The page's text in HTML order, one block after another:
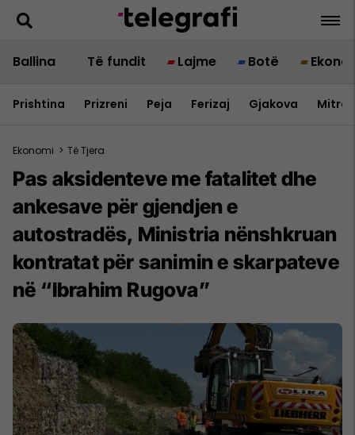
Ballina Të fundit Lajme Botë
Prishtina Prizreni Peja Ferizaj Gjakova
Ekonomi > Të Tjera
Pas aksidenteve me fatalitet dhe
ankesave për gjendjen e
autostradës, Ministria nënshkruan
kontratat për sanimin e skarpateve
në “Ibrahim Rugova”